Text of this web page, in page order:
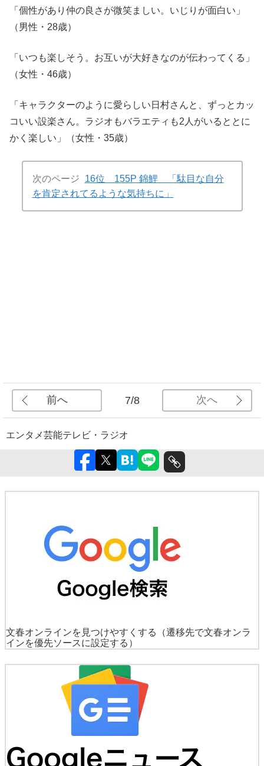
「個性があり仲の良さが微笑ましい。いじりが面白い」
（男性・28歳）
「いつも楽しそう。お互いが大好きなのが伝わってくる」
（女性・46歳）
「キャラクターのように愛らしい日村さんと、ずっとカッ
コいい設楽さん。ラジオもバラエティも2人がいるととに
かく楽しい」（女性・35歳）
次のページ
16位 155P 錦鯉 「駄目な自分
を肯定されてるような気持ちに」
前へ 7/8 次へ
エンタメ芸能テレビ・ラジオ
文春オンラインを見つけやすくする
（遷移先で文春オンラ
インを優先ソースに設定する）